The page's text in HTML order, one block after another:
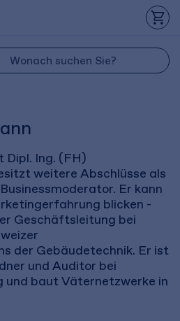
Dipl. Ing. (FH)
weitere Abschlüsse als
Er kann
blicken -
Geschäftsleitung bei
der Gebäudetechnik. Er ist
und Auditor bei
baut Väternetzwerke in